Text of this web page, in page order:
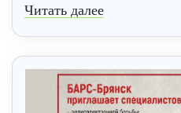
Читать далее